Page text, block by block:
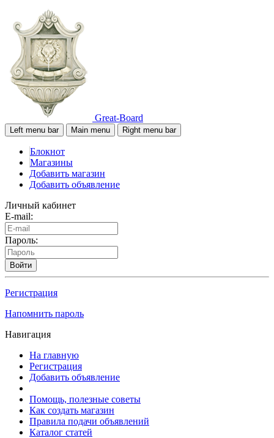
Great-Board
Left menu bar Main menu Right menu bar
Блокнот
Магазины
Добавить магазин
Добавить объявление
Личный кабинет
E-mail:
Пароль:
Войти
Регистрация
Напомнить пароль
Навигация
На главную
Регистрация
Добавить объявление
Помощь, полезные советы
Как создать магазин
Правила подачи объявлений
Каталог статей